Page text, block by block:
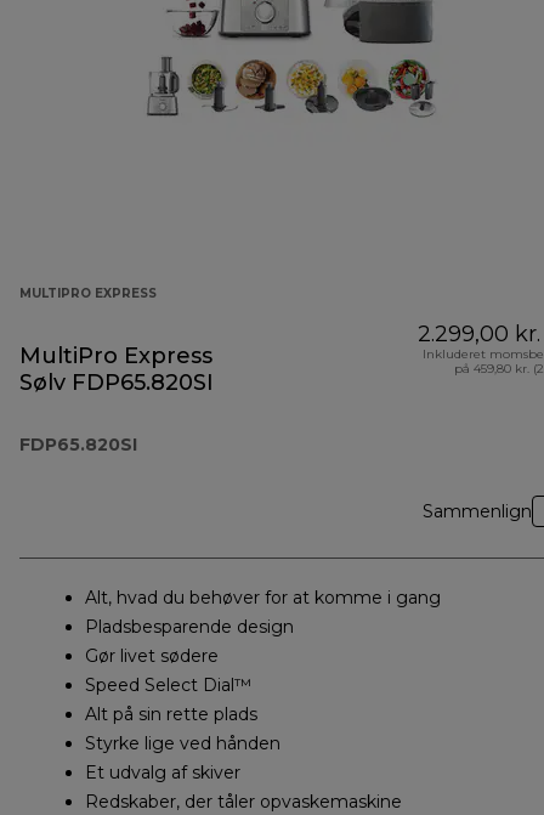
MULTIPRO EXPRESS
MultiPro Express
Sølv FDP65.820SI
FDP65.820SI
2.299,00 kr.
Inkluderet
på 459,80 kr.
Sammenlign
Alt, hvad du behøver for at komme i gang
Pladsbesparende design
Gør livet sødere
Speed Select Dial™
Alt på sin rette plads
Styrke lige ved hånden
Et udvalg af skiver
Redskaber, der tåler opvaskemaskine